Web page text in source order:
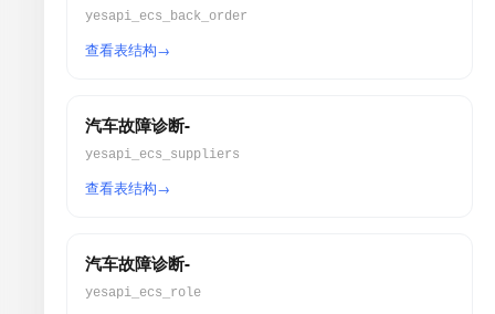
yesapi_ecs_back_order
查看表结构
汽车故障诊断-
yesapi_ecs_suppliers
查看表结构
汽车故障诊断-
yesapi_ecs_role